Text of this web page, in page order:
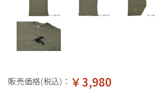
販売価格(税込)： ￥3,980